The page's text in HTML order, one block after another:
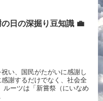
日の深掘り豆知識 💼
い、国民がたがいに感謝し
謝するだけでなく、社会全
ルーツは「新嘗祭（にいなめ